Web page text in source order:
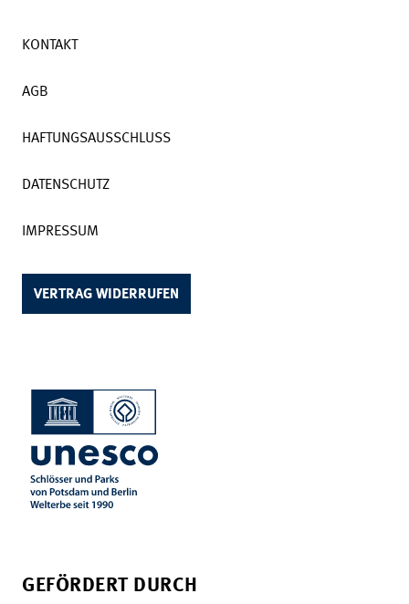
KONTAKT
AGB
HAFTUNGSAUSSCHLUSS
DATENSCHUTZ
IMPRESSUM
VERTRAG WIDERRUFEN
GEFÖRDERT DURCH